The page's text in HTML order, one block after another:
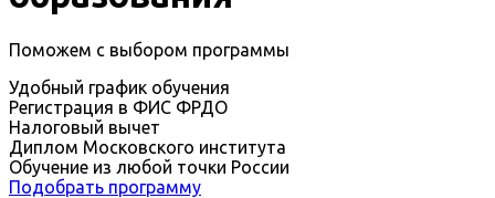
Поможем с выбором программы
Удобный график обучения
Регистрация в ФИС ФРДО
Налоговый вычет
Диплом Московского института
Обучение из любой точки России
Подобрать программу